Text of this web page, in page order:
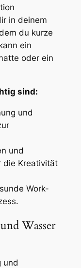
in deinem
du kurze
ein
oder ein
sind:
und
und
die Kreativität
Work-
Wasser
und